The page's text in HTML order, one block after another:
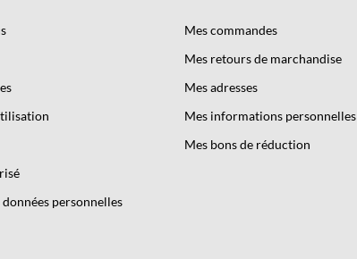
personnelles
Mes commandes
Mes retours de marchandise
Mes adresses
Mes informations personnelles
Mes bons de réduction